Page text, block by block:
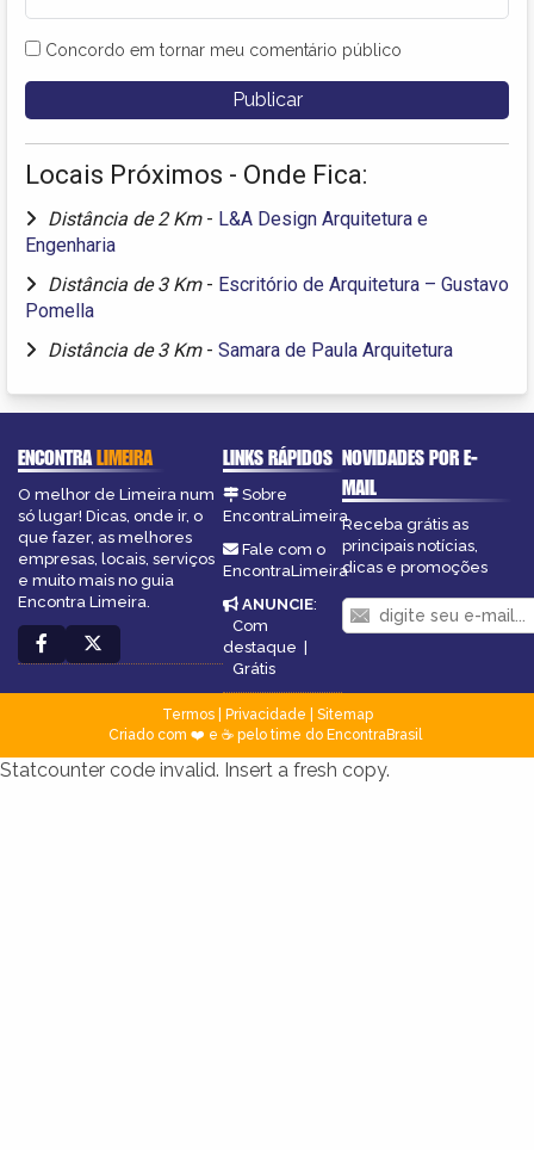
Concordo em tornar meu comentário público
Locais Próximos - Onde Fica:
Distância de 2 Km - L&A Design Arquitetura e
Engenharia
Distância de 3 Km - Escritório de Arquitetura – Gustavo
Pomella
Distância de 3 Km - Samara de Paula Arquitetura
ENCONTRALIMEIRA
O melhor de Limeira num
só lugar! Dicas, onde ir, o
que fazer, as melhores
empresas, locais, serviços
e muito mais no guia
Encontra Limeira.
LINKS RÁPIDOS
Sobre
EncontraLimeira
Fale com o
EncontraLimeira
ANUNCIE:
Com
destaque |
Grátis
NOVIDADES POR E-
MAIL
Receba grátis as
principais notícias,
dicas e promoções
Termos| Privacidade
Sitemap
Criado com ❤️ e ☕ pelo time do EncontraBrasil
Statcounter code invalid. Insert a fresh copy.